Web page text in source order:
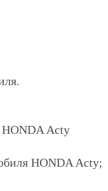
Acty
HONDA Acty;